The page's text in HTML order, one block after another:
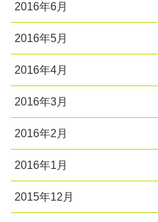
2016年6月
2016年5月
2016年4月
2016年3月
2016年2月
2016年1月
2015年12月